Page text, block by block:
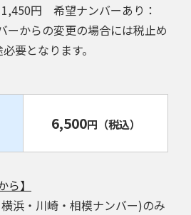
円 希望ナンバーあり：
ーからの変更の場合には税止め
要となります。
6,500円 （税込）
ら】
浜・川崎・相模ナンバー)のみ